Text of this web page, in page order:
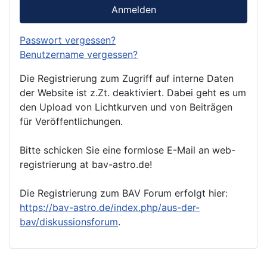
Anmelden
Passwort vergessen?
Benutzername vergessen?
Die Registrierung zum Zugriff auf interne Daten
der Website ist z.Zt. deaktiviert. Dabei geht es um
den Upload von Lichtkurven und von Beiträgen
für Veröffentlichungen.
Bitte schicken Sie eine formlose E-Mail an web-
registrierung at bav-astro.de!
Die Registrierung zum BAV Forum erfolgt hier:
https://bav-astro.de/index.php/aus-der-
bav/diskussionsforum.